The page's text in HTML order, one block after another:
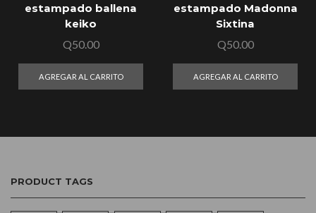
estampado ballena
keiko
Q50.00
AGREGAR AL CARRITO
estampado Madonna
Sixtina
Q50.00
AGREGAR AL CARRITO
PRODUCT TAGS